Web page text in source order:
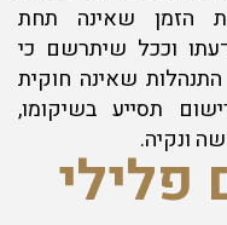
הזמן שאינה תחת
וככל שיתרשם כי
שאינה חוקית
תסייע בשיקומו,
ונקיה.
פלילי